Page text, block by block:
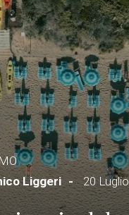
Liggeri
20 Luglio